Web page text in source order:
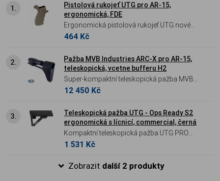
1.
Pistolová rukojeť UTG pro AR-15,
ergonomická, FDE
Ergonomická pistolová rukojeť UTG nové
generace pro AR-15 v barvě FDE –
prostor.
464 Kč
2.
Pažba MVB Industries ARC-X pro AR-15,
teleskopická, vcetne bufferu H2
Super-kompaktní teleskopická pažba MVB
Industries ARC-X s bufferem H2 pro pušky
konstrukce umožňuje výrazné zkrácení
zbraně bez nutnosti použití speciálního
nosiče závorníku, přičemž zachovává plnou
funkčnost a střelitelnost.
12 450 Kč
3.
Teleskopická pažba UTG - Ops Ready S2
ergonomická s lícnicí, commercial, černá
Kompaktní teleskopická pažba UTG PRO
Ops Ready S3 (Commercial) s
bodem.
1 531 Kč
Zobrazit další 2 produkty